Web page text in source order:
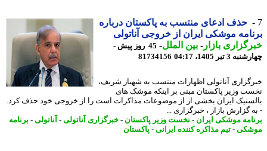
حذف ادعای منتسب به پاکستان درباره
موشکی ایران از خروجی آناتولی
بازار- بین الملل-
45 روز پیش -
3 تیر 1405، 04:17
81734156
آناتولی اظهارات منتسب به شهباز شریف،
وزیر پاکستان مبنی بر اینکه موشک های
ایران بخشی از از موضوعات مذاکرات است را از خروجی خود حذف کرد.
گزارش بازار ، خبرگزاری ...
موشکی ایران - نخست وزیر پاکستان-خبرگزاری آناتولی-آناتولی-برنامه
-تیم مذاکره کننده ایرانی- پاکستان